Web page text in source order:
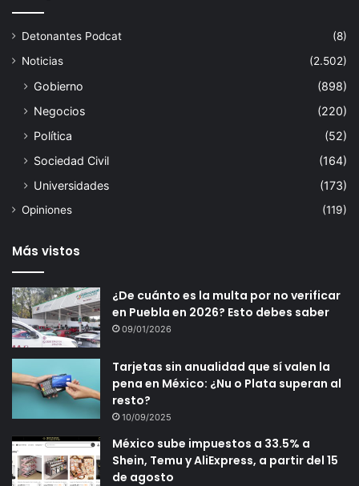
Detonantes Podcat
(8)
Noticias
(2.502)
Gobierno
(898)
Negocios
(220)
Política
(52)
Sociedad Civil
(164)
Universidades
(173)
Opiniones (119)
Más vistos
¿De cuánto es la multa por no verificar
en Puebla en 2026? Esto debes saber
09/01/2026
Tarjetas sin anualidad que sí valen la
pena en México: ¿Nu o Plata superan al
resto?
10/09/2025
México sube impuestos a 33.5% a
Shein, Temu y AliExpress, a partir del 15
de agosto